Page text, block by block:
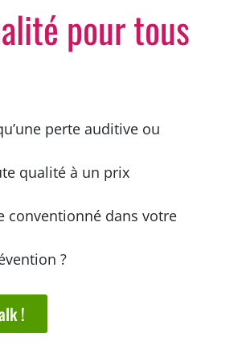
pour tous
perte auditive ou
qualité à un prix
conventionné dans votre
?
!